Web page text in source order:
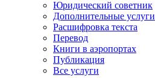
Юридический советник
Дополнительные услуги
Расшифровка текста
Перевод
Книги в аэропортах
Публикация
Все услуги